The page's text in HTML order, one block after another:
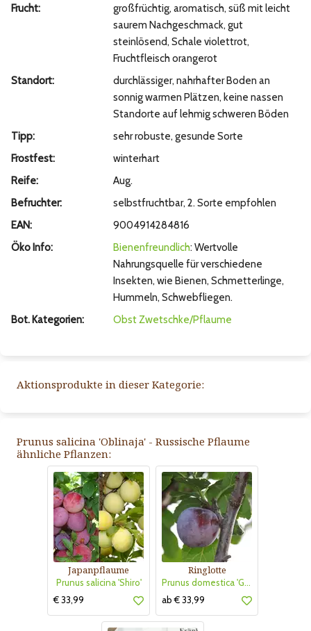
Frucht:
großfrüchtig, aromatisch, süß mit leicht
saurem Nachgeschmack, gut
steinlösend, Schale violettrot,
Fruchtfleisch orangerot
Standort:
durchlässiger, nahrhafter Boden an
sonnig warmen Plätzen, keine nassen
Standorte auf lehmig schweren Böden
Tipp:
sehr robuste, gesunde Sorte
Frostfest:
winterhart
Reife:
Aug.
Befruchter:
selbstfruchtbar, 2. Sorte empfohlen
EAN:
9004914284816
Öko Info:
Bienenfreundlich: Wertvolle
Nahrungsquelle für verschiedene
Insekten, wie Bienen, Schmetterlinge,
Hummeln, Schwebfliegen.
Bot. Kategorien:
ObstZwetschke/Pflaume
Aktionsprodukte in dieser Kategorie:
Prunus salicina 'Oblinaja' - Russische Pflaume
ähnliche Pflanzen:
Japanpflaume
Prunus salicina 'Shiro'
€ 33,99
Ringlotte
Prunus domestica 'Graf Althans Ringlotte'
ab € 33,99